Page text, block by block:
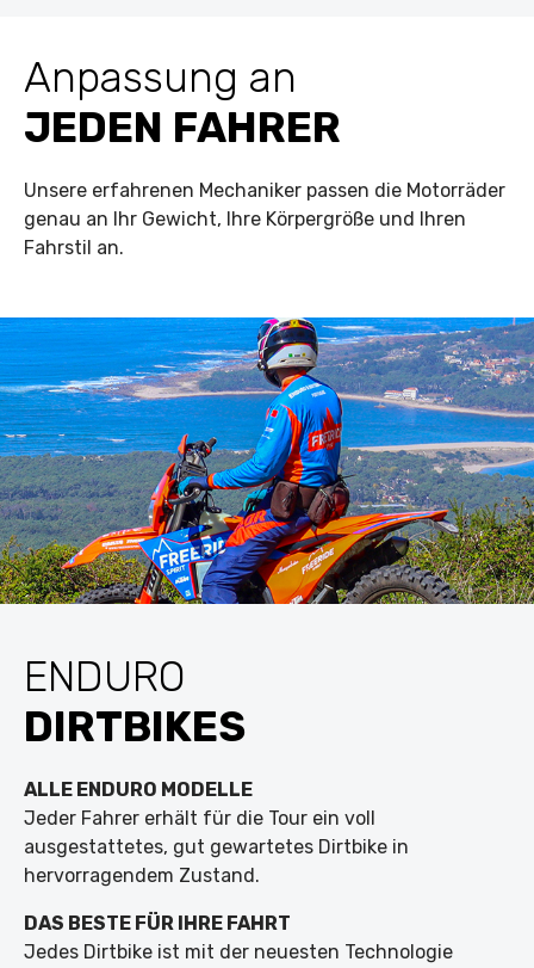
Anpassung an
JEDEN FAHRER
Unsere erfahrenen Mechaniker passen die Motorräder
genau an Ihr Gewicht, Ihre Körpergröße und Ihren
Fahrstil an.
ENDURO
DIRTBIKES
ALLE ENDURO MODELLE
Jeder Fahrer erhält für die Tour ein voll
ausgestattetes, gut gewartetes Dirtbike in
hervorragendem Zustand.
DAS BESTE FÜR IHRE FAHRT
Jedes Dirtbike ist mit der neuesten Technologie